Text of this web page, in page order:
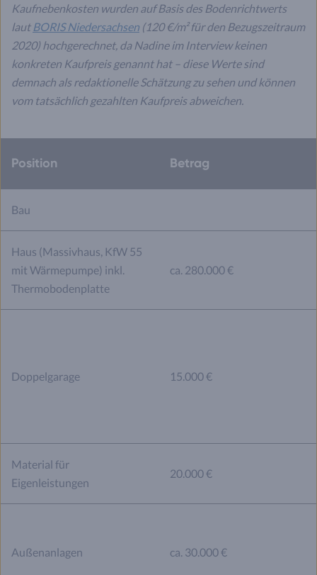
Kaufnebenkosten wurden auf Basis des Bodenrichtwerts
laut BORIS Niedersachsen (120 €/m² für den Bezugszeitraum
2020) hochgerechnet, da Nadine im Interview keinen
konkreten Kaufpreis genannt hat – diese Werte sind
demnach als redaktionelle Schätzung zu sehen und können
vom tatsächlich gezahlten Kaufpreis abweichen.
Position Betrag
Bau
Haus (Massivhaus, KfW 55
mit Wärmepumpe) inkl.
Thermobodenplatte
ca. 280.000 €
Doppelgarage 15.000 €
Material für
Eigenleistungen
20.000 €
Außenanlagen ca. 30.000 €